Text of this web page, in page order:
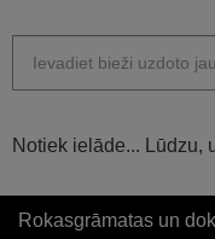
Notiek ielāde... Lūdzu,
Rokasgrāmatas un